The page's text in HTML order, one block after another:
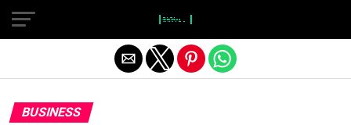
BUSINESS